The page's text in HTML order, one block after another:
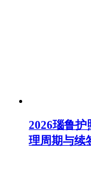
2026瑙鲁
理周期与续